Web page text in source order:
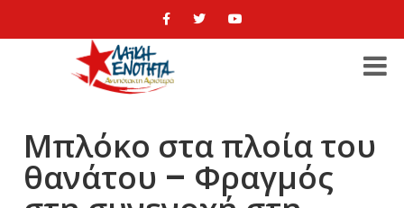
Μπλόκο στα πλοία του
θανάτου – Φραγμός